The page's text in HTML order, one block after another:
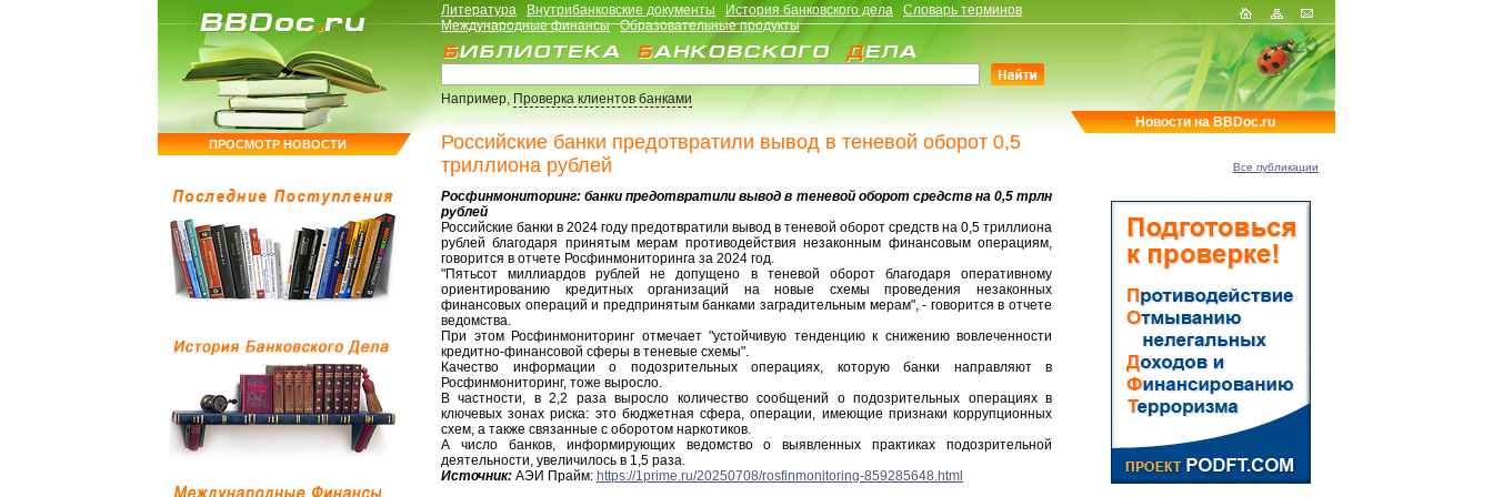
ПРОСМОТР НОВОСТИ
Литература Внутрибанковские документы История банковского дела
Словарь терминов
Международные финансы
Образовательные продукты
Например,Проверка клиентов банками
Российские банки предотвратили вывод в теневой оборот 0,5
триллиона рублей
Росфинмониторинг: банки предотвратили вывод в теневой оборот средств на 0,5 трлн
рублей
Российские банки в 2024 году предотвратили вывод в теневой оборот средств на 0,5 триллиона
рублей благодаря принятым мерам противодействия незаконным финансовым операциям,
говорится в отчете Росфинмониторинга за 2024 год.
"Пятьсот миллиардов рублей не допущено в теневой оборот благодаря оперативному
ориентированию кредитных организаций на новые схемы проведения незаконных
финансовых операций и предпринятым банками заградительным мерам", - говорится в отчете
ведомства.
При этом Росфинмониторинг отмечает "устойчивую тенденцию к снижению вовлеченности
кредитно-финансовой сферы в теневые схемы".
Качество информации о подозрительных операциях, которую банки направляют в
Росфинмониторинг, тоже выросло.
В частности, в 2,2 раза выросло количество сообщений о подозрительных операциях в
ключевых зонах риска: это бюджетная сфера, операции, имеющие признаки коррупционных
схем, а также связанные с оборотом наркотиков.
А число банков, информирующих ведомство о выявленных практиках подозрительной
деятельности, увеличилось в 1,5 раза.
Источник: АЭИ Прайм: https://1prime.ru/20250708/rosfinmonitoring-859285648.html
Новости на BBDoc.ru
Все публикации